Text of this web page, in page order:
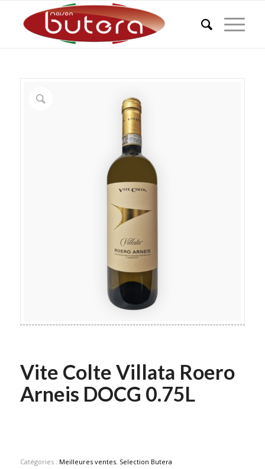
Vite Colte Villata Roero
Arneis DOCG 0.75L
Catégories : Meilleures ventes, Selection Butera